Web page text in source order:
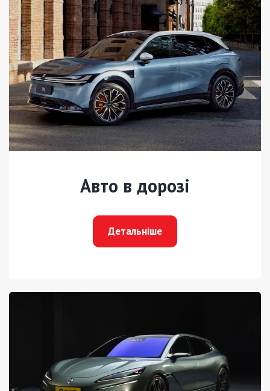
Авто в дорозі
Детальніше